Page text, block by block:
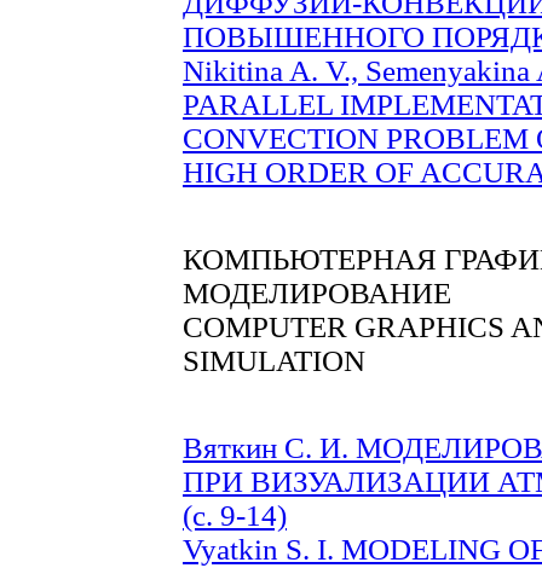
ПОВЫШЕННОГО
Nikitina A. V.,
PARALLEL
CONVECTION PROBLEM
HIGH ORDER OF
КОМПЬЮТЕРНАЯ
МОДЕЛИРОВАНИЕ
COMPUTER GRAPHICS
SIMULATION
Вяткин С. И.
ПРИ ВИЗУАЛИЗАЦИИ
(c. 9-14)
Vyatkin S. I. MODELING